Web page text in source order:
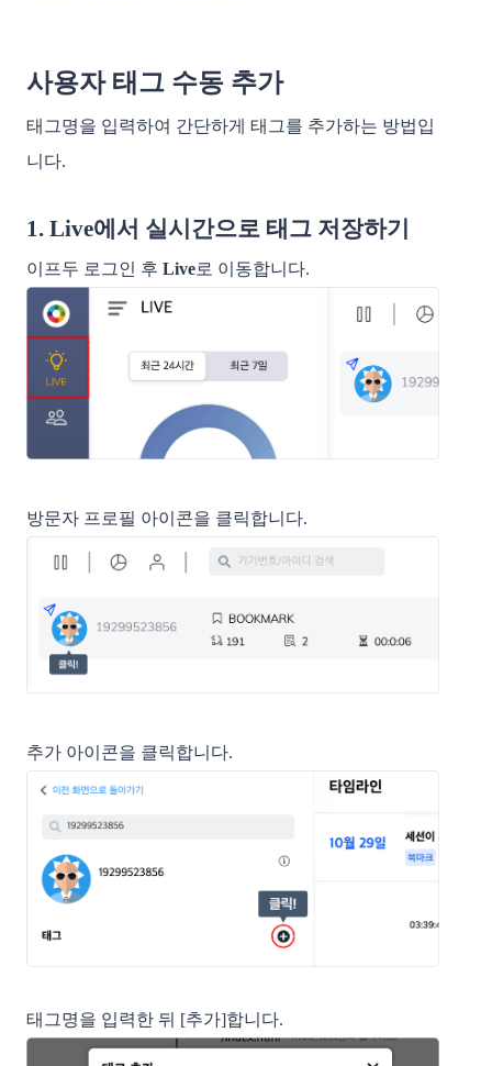
사용자 태그 수동 추가
태그명을 입력하여 간단하게 태그를 추가하는 방법입
니다.
1. Live에서 실시간으로 태그 저장하기
이프두 로그인 후 Live로 이동합니다.
방문자 프로필 아이콘을 클릭합니다.
추가 아이콘을 클릭합니다.
태그명을 입력한 뒤 [추가]합니다.